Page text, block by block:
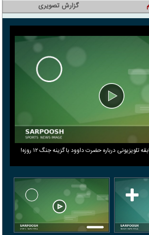
درباره حضرت داوود با گزینه جنگ ۱۲ روزه!
گزارش تصویری